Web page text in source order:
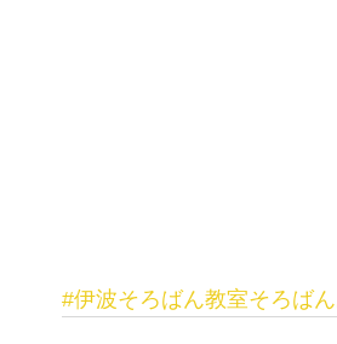
#伊波そろばん教室そろば